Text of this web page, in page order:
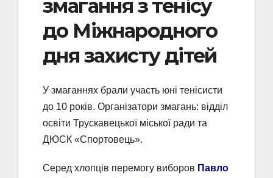
змагання з тенісу
до Міжнародного
дня захисту дітей
У змаганнях брали участь юні тенісисти
до 10 років. Організатори змагань: відділ
освіти Трускавецької міської ради та
ДЮСК «Спортовець».
Серед хлопців перемогу виборов Павло